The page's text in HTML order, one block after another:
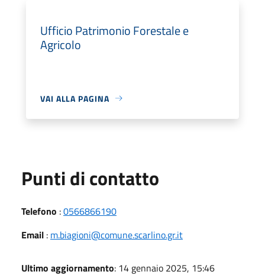
Ufficio Patrimonio Forestale e
Agricolo
VAI ALLA PAGINA
Punti di contatto
Telefono :0566866190
Email : m.biagioni@comune.scarlino.gr.it
Ultimo aggiornamento: 14 gennaio 2025, 15:46